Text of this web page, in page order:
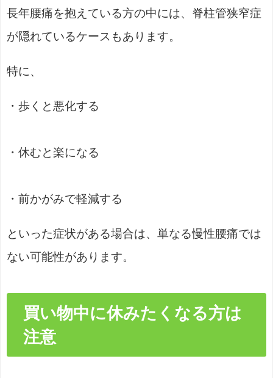
長年腰痛を抱えている方の中には、脊柱管狭窄症
が隠れているケースもあります。
特に、
・歩くと悪化する
・休むと楽になる
・前かがみで軽減する
といった症状がある場合は、単なる慢性腰痛では
ない可能性があります。
買い物中に休みたくなる方は
注意